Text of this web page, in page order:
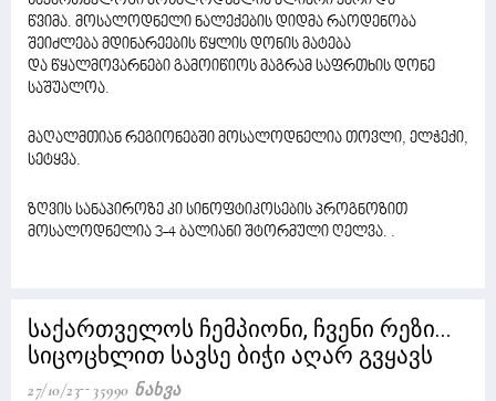
წვიმა. მოსალოდნელი ნალექების დიდმა რაოდენობა
შეიძლება მდინარეების წყლის დონის მატება
და წყალმოვარნები გამოიწიოს მაგრამ საფრთხის დონე
საშუალოა.
მაღალმთიან რეგიონებში მოსალოდნელია თოვლი, ელჭექი,
სეტყვა.
ზღვის სანაპიროზე კი სინოფტიკოსების პროგნოზით
მოსალოდნელია 3-4 ბალიანი შტორმული ღელვა. .
საქართველოს ჩემპიონი, ჩვენი რეზი...
სიცოცხლით სავსე ბიჭი აღარ გვყავს
27/10/23 35990 Ნახვა